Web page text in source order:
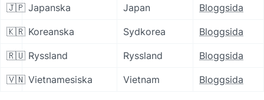
🇯🇵 Japanska Japan Bloggsida
🇰🇷 Koreanska Sydkorea Bloggsida
🇷🇺 Ryssland Ryssland Bloggsida
🇻🇳 Vietnamesiska Vietnam Bloggsida